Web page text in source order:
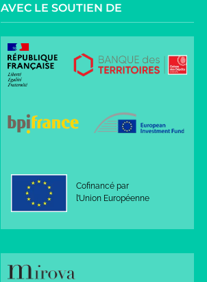
AVEC LE SOUTIEN DE
Cofinancé par
l’Union Européenne